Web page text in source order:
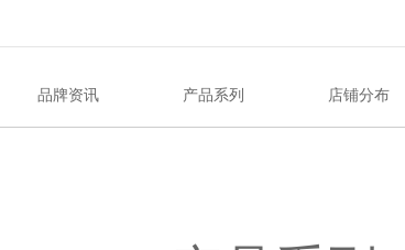
品牌资讯 产品系列 店铺分布